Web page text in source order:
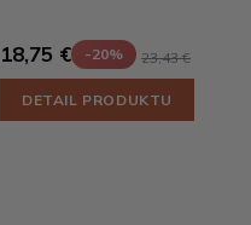
18,75 € -20% 23,43 €
DETAIL PRODUKTU